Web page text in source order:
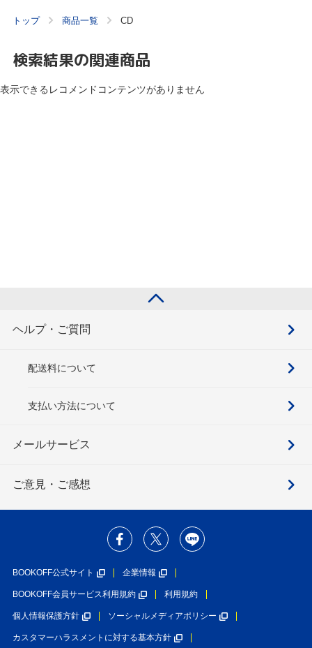
トップ 商品一覧 CD
検索結果の関連商品
表示できるレコメンドコンテンツがありません
ヘルプ・ご質問
配送料について
支払い方法について
メールサービス
ご意見・ご感想
BOOKOFF公式サイト 企業情報
BOOKOFF会員サービス利用規約 利用規約
個人情報保護方針 ソーシャルメディアポリシー
カスタマーハラスメントに対する基本方針